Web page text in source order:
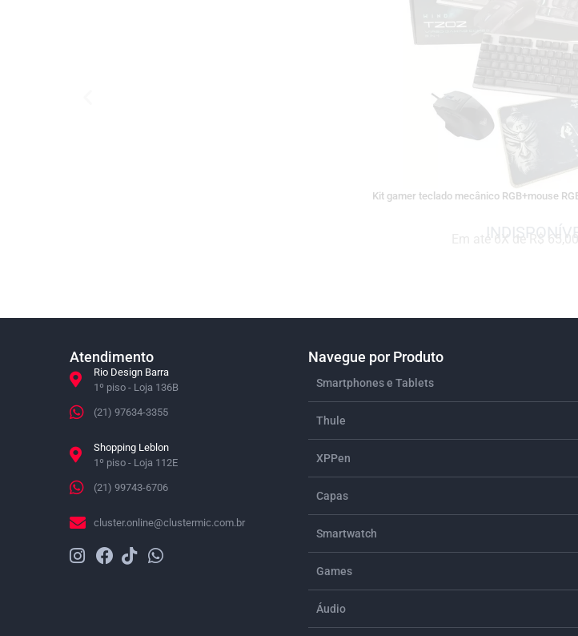
Kit gamer teclado mecânico RGB+mouse
Atendimento
Rio Design Barra
1º piso - Loja 136B
(21) 97634-3355
Shopping Leblon
1º piso - Loja 112E
(21) 99743-6706
cluster.online@clustermic.com.br
Navegue por Produto
Smartphones e Tablets
Thule
XPPen
Capas
Smartwatch
Games
Áudio